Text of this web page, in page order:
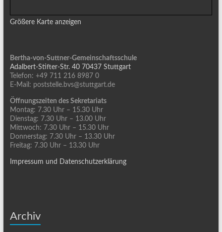
Größere Karte anzeigen
Bertha-von-Suttner-Gemeinschaftsschule
Adalbert-Stifter-Str. 40 70437 Stuttgart
Telefon: +49 711 216 8987 0
E-Mail: poststelle.bvs@stuttgart.de
Öffnungszeiten des Sekretariats
Montag: 7.30 Uhr – 15.30 Uhr
Dienstag: 7.30 Uhr – 13.00 Uhr
Mittwoch: 7.30 Uhr – 15.30 Uhr
Donnerstag: 7.30 Uhr – 13.30 Uhr
Freitag: 7.30 Uhr – 13.30 Uhr
Impressum und Datenschutzerklärung
Archiv